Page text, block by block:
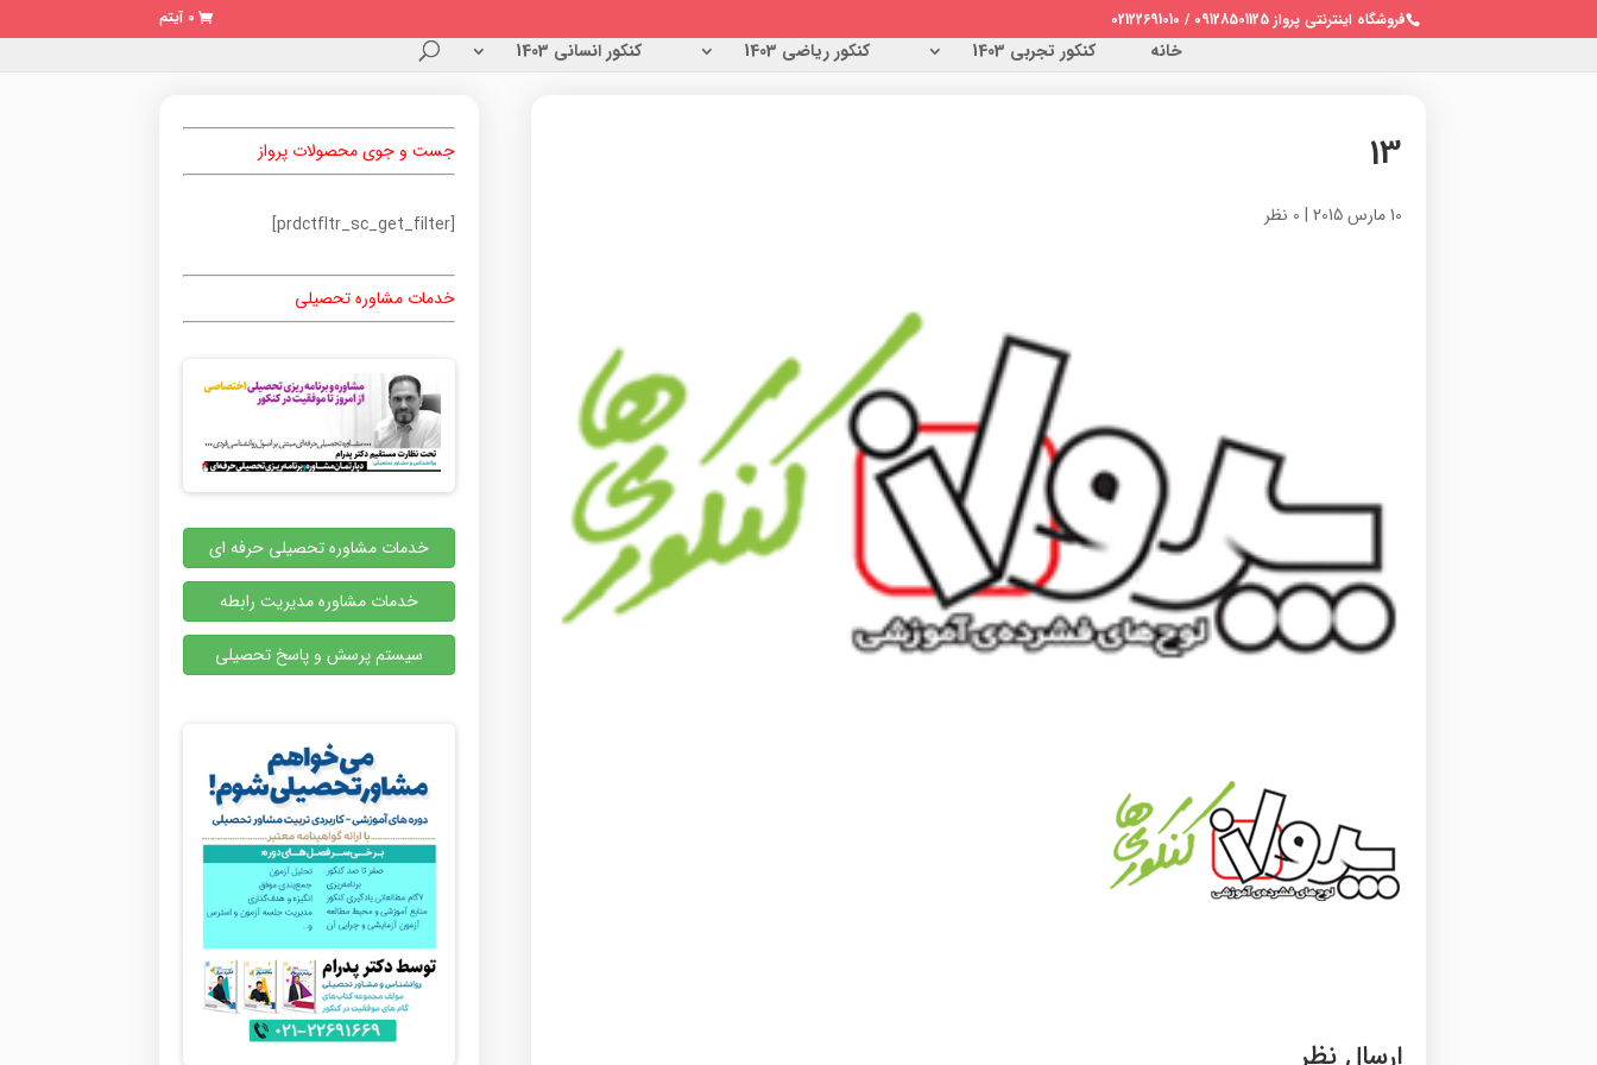
فروشگاه اینترنتی پرواز 09128501125 / 02122691010 0 آیتم
خانه کنکور تجربی 1403 کنکور ریاضی 1403 کنکور انسانی 1403
13
10 مارس 2015 | 0 نظر
ارسال نظر
جست و جوی محصولات پرواز
[prdctfltr_sc_get_filter]
خدمات مشاوره تحصیلی
خدمات مشاوره تحصیلی حرفه ای
خدمات مشاوره مدیریت رابطه
سیستم پرسش و پاسخ تحصیلی